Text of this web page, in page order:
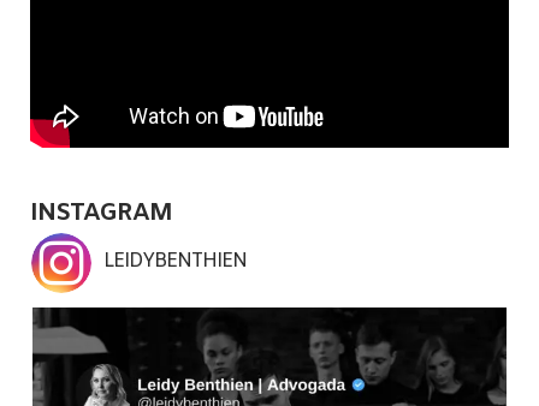
INSTAGRAM
LEIDYBENTHIEN